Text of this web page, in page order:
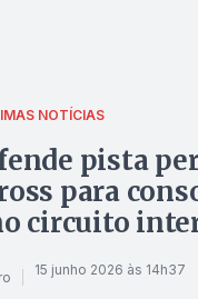
NOTÍCIAS
pista
para
circuito
15 junho 2026 às 14h37